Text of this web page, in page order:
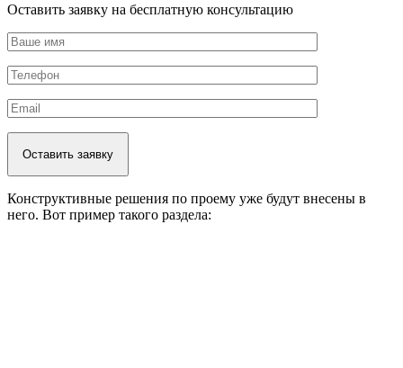
Оставить заявку на бесплатную консультацию
Конструктивные решения по проему уже будут внесены в
него. Вот пример такого раздела: